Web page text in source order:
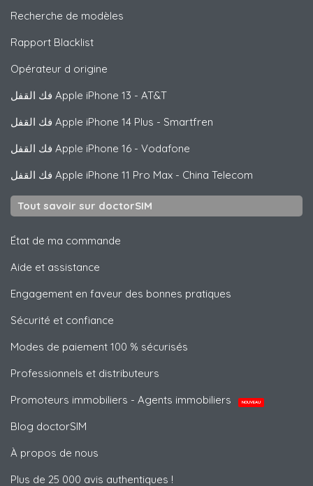
Recherche de modèles
Rapport Blacklist
Opérateur d origine
Apple iPhone 13 - AT&T
Apple iPhone 14 Plus - Smartfren
Apple iPhone 16 - Vodafone
Apple iPhone 11 Pro Max - China Telecom
Tout savoir sur doctorSIM
État de ma commande
Aide et assistance
Engagement en faveur des bonnes pratiques
Sécurité et confiance
Modes de paiement 100 % sécurisés
Professionnels et distributeurs
Promoteurs immobiliers - Agents immobiliers
NOUVEAU
Blog doctorSIM
À propos de nous
Plus de 25 000 avis authentiques !